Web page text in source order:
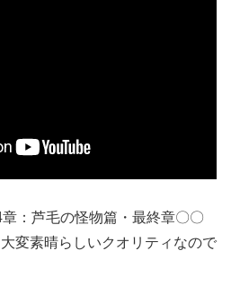
章：芦毛の怪物篇・最終章〇〇
変素晴らしいクオリティなので